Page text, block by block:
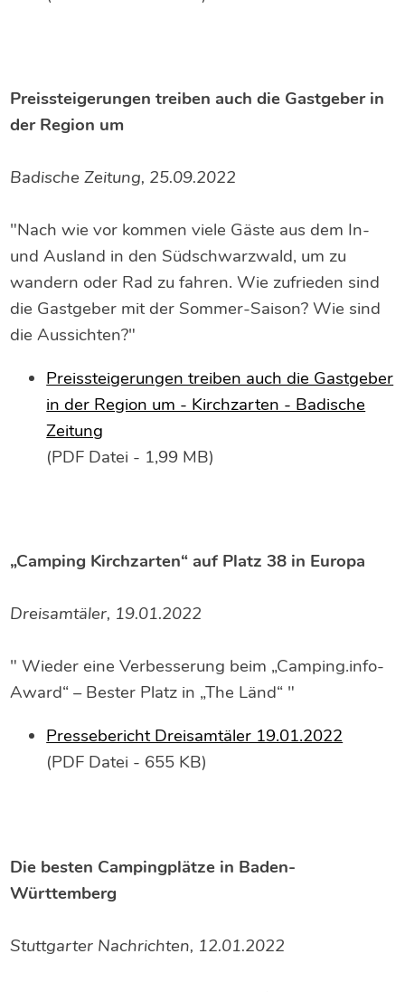
Preissteigerungen treiben auch die Gastgeber in
der Region um
Badische Zeitung, 25.09.2022
"Nach wie vor kommen viele Gäste aus dem In-
und Ausland in den Südschwarzwald, um zu
wandern oder Rad zu fahren. Wie zufrieden sind
die Gastgeber mit der Sommer-Saison? Wie sind
die Aussichten?"
Preissteigerungen treiben auch die Gastgeber
in der Region um - Kirchzarten - Badische
Zeitung
(PDF Datei - 1,99 MB)
„Camping Kirchzarten“ auf Platz 38 in Europa
Dreisamtäler, 19.01.2022
" Wieder eine Verbesserung beim „Camping.info-
Award“ – Bester Platz in „The Länd“ "
Pressebericht Dreisamtäler 19.01.2022
(PDF Datei - 655 KB)
Die besten Campingplätze in Baden-
Württemberg
Stuttgarter Nachrichten, 12.01.2022